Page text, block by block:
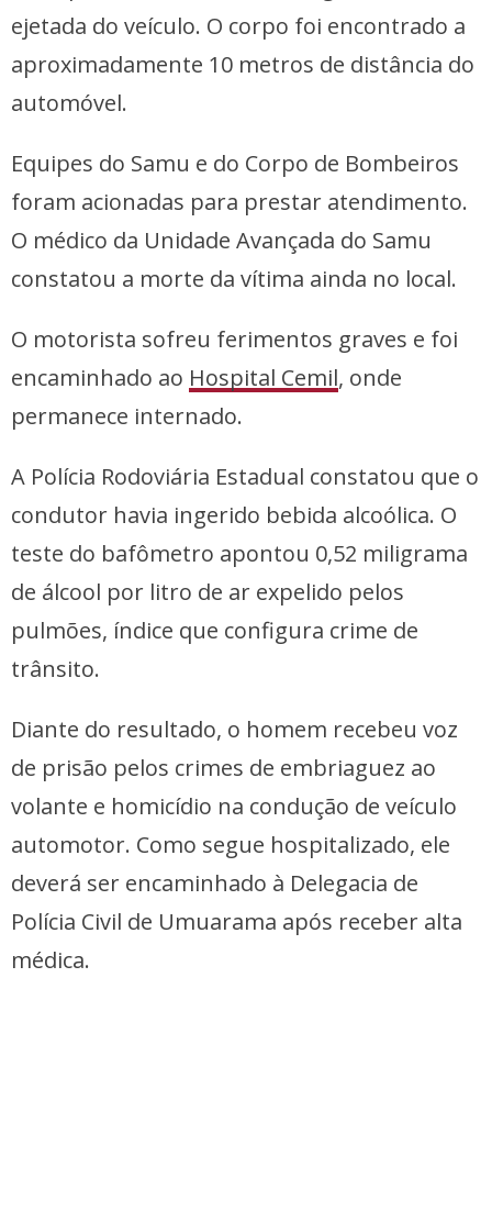
ejetada do veículo. O corpo foi encontrado a
aproximadamente 10 metros de distância do
automóvel.
Equipes do Samu e do Corpo de Bombeiros
foram acionadas para prestar atendimento.
O médico da Unidade Avançada do Samu
constatou a morte da vítima ainda no local.
O motorista sofreu ferimentos graves e foi
encaminhado ao Hospital Cemil, onde
permanece internado.
A Polícia Rodoviária Estadual constatou que o
condutor havia ingerido bebida alcoólica. O
teste do bafômetro apontou 0,52 miligrama
de álcool por litro de ar expelido pelos
pulmões, índice que configura crime de
trânsito.
Diante do resultado, o homem recebeu voz
de prisão pelos crimes de embriaguez ao
volante e homicídio na condução de veículo
automotor. Como segue hospitalizado, ele
deverá ser encaminhado à Delegacia de
Polícia Civil de Umuarama após receber alta
médica.